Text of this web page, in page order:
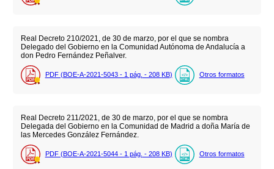
Real Decreto 210/2021, de 30 de marzo, por el que se nombra
Delegado del Gobierno en la Comunidad Autónoma de Andalucía a
don Pedro Fernández Peñalver.
PDF (BOE-A-2021-5043 - 1 pág. - 208 KB) Otros formatos
Real Decreto 211/2021, de 30 de marzo, por el que se nombra
Delegada del Gobierno en la Comunidad de Madrid a doña María de
las Mercedes González Fernández.
PDF (BOE-A-2021-5044 - 1 pág. - 208 KB) Otros formatos